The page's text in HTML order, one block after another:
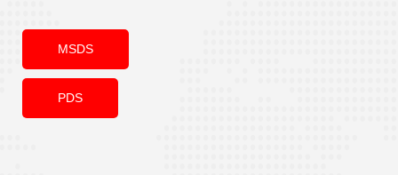
MSDS
PDS